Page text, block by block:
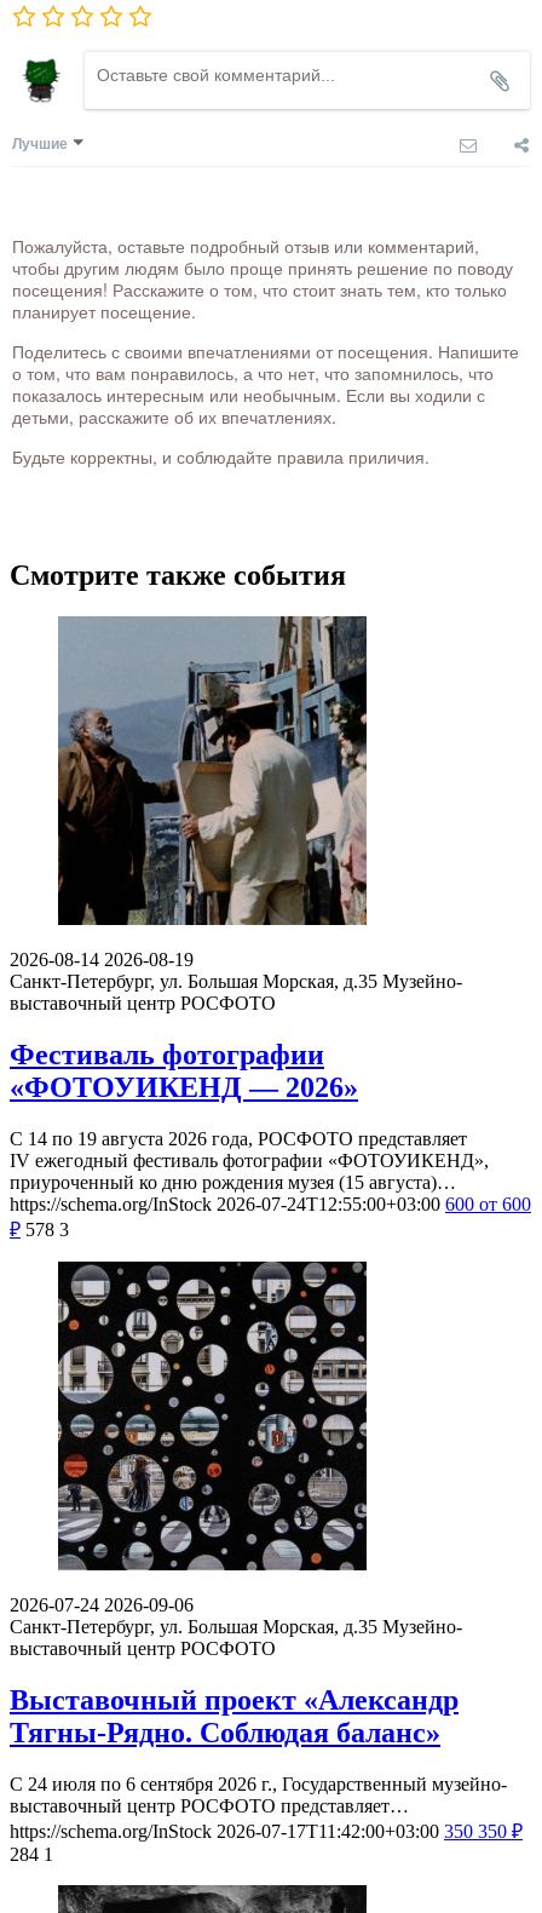
Лучшие
Пожалуйста, оставьте подробный отзыв или комментарий,
чтобы другим людям было проще принять решение по поводу
посещения! Расскажите о том, что стоит знать тем, кто только
планирует посещение.
Поделитесь с своими впечатлениями от посещения. Напишите
о том, что вам понравилось, а что нет, что запомнилось, что
показалось интересным или необычным. Если вы ходили с
детьми, расскажите об их впечатлениях.
Будьте корректны, и соблюдайте правила приличия.
Смотрите также события
2026-08-14 2026-08-19
Санкт-Петербург, ул. Большая Морская, д.35 Музейно-
выставочный центр РОСФОТО
Фестиваль фотографии
«ФОТОУИКЕНД — 2026»
С 14 по 19 августа 2026 года, РОСФОТО представляет
IV ежегодный фестиваль фотографии «ФОТОУИКЕНД»,
приуроченный ко дню рождения музея (15 августа)…
https://schema.org/InStock 2026-07-24T12:55:00+03:00 600 от 600
₽ 578 3
2026-07-24 2026-09-06
Санкт-Петербург, ул. Большая Морская, д.35 Музейно-
выставочный центр РОСФОТО
Выставочный проект «Александр
Тягны-Рядно. Соблюдая баланс»
С 24 июля по 6 сентября 2026 г., Государственный музейно-
выставочный центр РОСФОТО представляет…
https://schema.org/InStock 2026-07-17T11:42:00+03:00 350 350 ₽
284 1